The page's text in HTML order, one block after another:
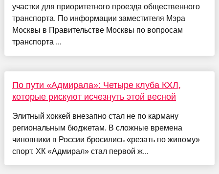
участки для приоритетного проезда общественного
транспорта. По информации заместителя Мэра
Москвы в Правительстве Москвы по вопросам
транспорта ...
По пути «Адмирала»: Четыре клуба КХЛ,
которые рискуют исчезнуть этой весной
Элитный хоккей внезапно стал не по карману
региональным бюджетам. В сложные времена
чиновники в России бросились «резать по живому»
спорт. ХК «Адмирал» стал первой ж...